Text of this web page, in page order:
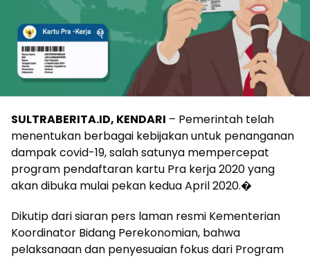
SULTRABERITA.ID, KENDARI – Pemerintah telah
menentukan berbagai kebijakan untuk penanganan
dampak covid-19, salah satunya mempercepat
program pendaftaran kartu Pra kerja 2020 yang
akan dibuka mulai pekan kedua April 2020.�
Dikutip dari siaran pers laman resmi Kementerian
Koordinator Bidang Perekonomian, bahwa
pelaksanaan dan penyesuaian fokus dari Program